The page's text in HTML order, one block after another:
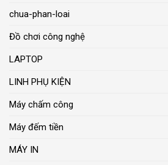
chua-phan-loai
Đồ chơi công nghệ
LAPTOP
LINH PHỤ KIỆN
Máy chấm công
Máy đếm tiền
MÁY IN